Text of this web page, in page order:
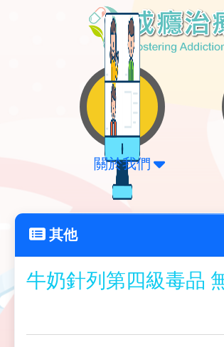
關於我們
其他
牛奶針列第四級毒品